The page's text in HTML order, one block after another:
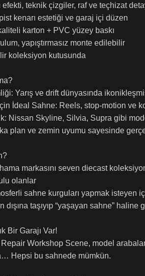
efekti, teknik çizgiler, raf ve teçhizat
kenarı estetiği ve garaj içi düzen
karton + PVC yüzey baskı
yapıştırmasız monte edilebilir
koleksiyon kutusunda
Yarış ve drift dünyasında
İdeal Sahne: Reels, stop-motion ve
Nissan Skyline, Silvia, Supra gibi
plan ve zemin uyumu sayesinde
markasını seven diecast
olanlar
sahne kurguları yapmak isteyen
dışına taşıyıp “yaşayan sahne”
Bir Garajı Var!
Workshop Scene, model
Hepsi bu sahnede mümkün.